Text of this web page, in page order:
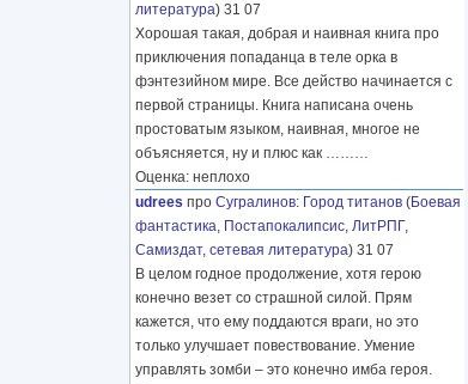
литература) 31 07
Хорошая такая, добрая и наивная книга про
приключения попаданца в теле орка в
фэнтезийном мире. Все действо начинается с
первой страницы. Книга написана очень
простоватым языком, наивная, многое не
объясняется, ну и плюс как ………
Оценка: неплохо
udrees про Сугралинов: Город титанов (Боевая
фантастика, Постапокалипсис, ЛитРПГ,
Самиздат, сетевая литература) 31 07
В целом годное продолжение, хотя герою
конечно везет со страшной силой. Прям
кажется, что ему поддаются враги, но это
только улучшает повествование. Умение
управлять зомби – это конечно имба героя.